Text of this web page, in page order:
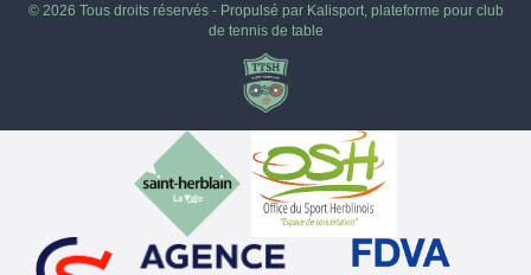
© 2026 Tous droits réservés - Propulsé par Kalisport, plateforme pour club
de tennis de table